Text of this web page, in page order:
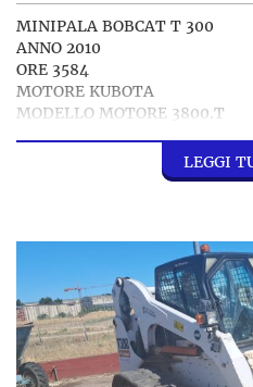
MINIPALA BOBCAT T 300
ANNO 2010
ORE 3584
MOTORE KUBOTA
MODELLO MOTORE 3800.T
VENDITA - NOLEGGIO -
ESCAVATORI PALE
CATERPILLAR, VOLVO,
KUBOTA, NEW HOLLAND,
HITACHI, YANMAR,
HYUNDAI, WACKER NEUSON,
LEGGI